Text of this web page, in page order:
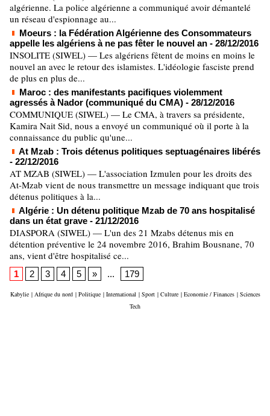
algérienne. La police algérienne a communiqué avoir démantelé
un réseau d'espionnage au...
Moeurs : la Fédération Algérienne des Consommateurs
appelle les algériens à ne pas fêter le nouvel an - 28/12/2016
INSOLITE (SIWEL) — Les algériens fêtent de moins en moins le
nouvel an avec le retour des islamistes. L'idéologie fasciste prend
de plus en plus de...
Maroc : des manifestants pacifiques violemment
agressés à Nador (communiqué du CMA) - 28/12/2016
COMMUNIQUE (SIWEL) — Le CMA, à travers sa présidente,
Kamira Nait Sid, nous a envoyé un communiqué où il porte à la
connaissance du public qu'une...
At Mzab : Trois détenus politiques septuagénaires libérés
- 22/12/2016
AT MZAB (SIWEL) — L'association Izmulen pour les droits des
At-Mzab vient de nous transmettre un message indiquant que trois
détenus politiques à la...
Algérie : Un détenu politique Mzab de 70 ans hospitalisé
dans un état grave - 21/12/2016
DIASPORA (SIWEL) — L'un des 21 Mzabs détenus mis en
détention préventive le 24 novembre 2016, Brahim Bousnane, 70
ans, vient d'être hospitalisé ce...
1 2 3 4 5 » ... 179
Kabylie | Afrique du nord | Politique | International | Sport | Culture | Economie / Finances | Sciences
Tech